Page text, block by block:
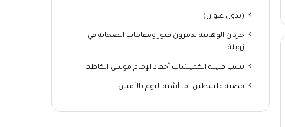
(بدون عنوان)
جرذان الوهابية يدمرون قبور ومقامات الصحابة في
زويلة
نسب قبيلة الكميشات أحفاد الإمام موسى الكاظم
قضية فلسطين…ما أشبه اليوم بالأمس